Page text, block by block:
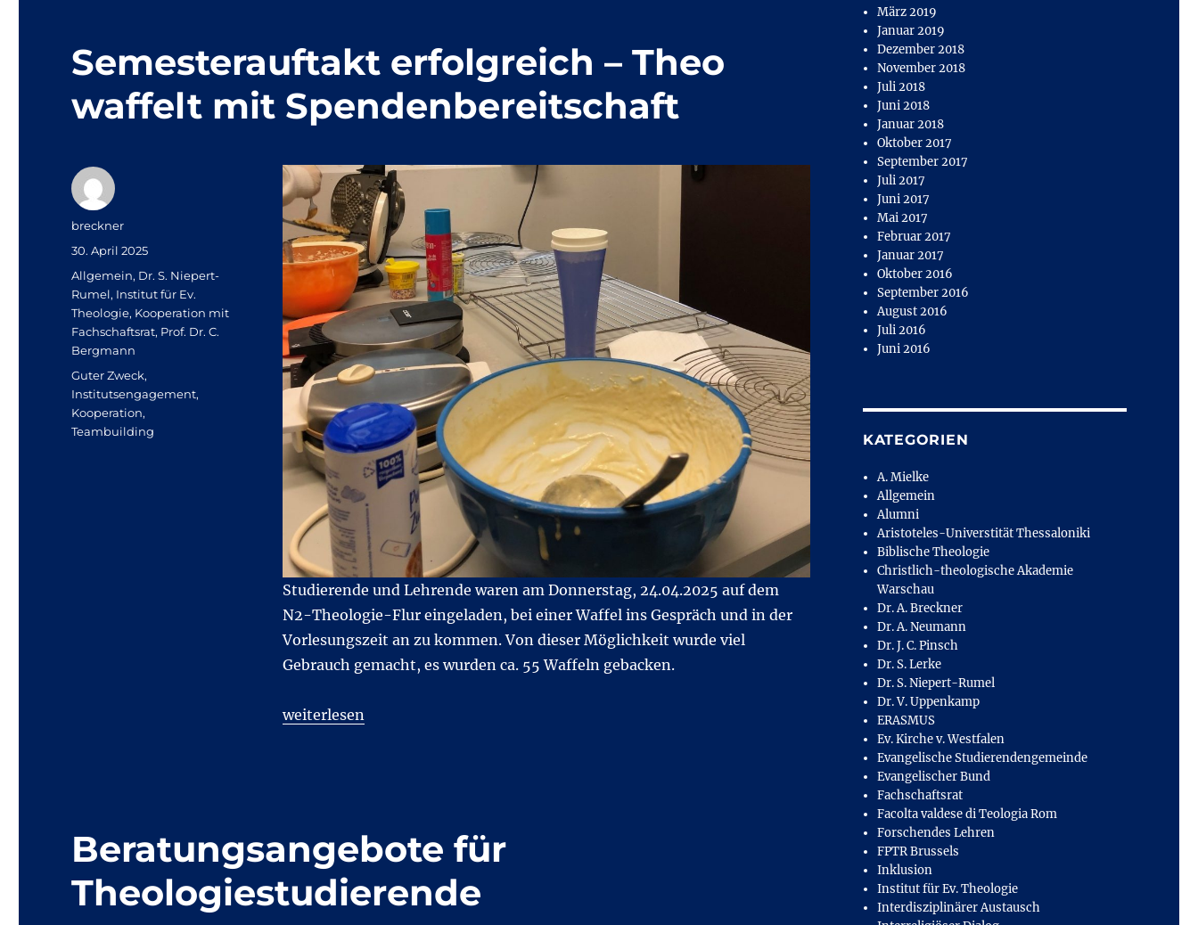
Semesterauftakt erfolgreich – Theo
waffelt mit Spendenbereitschaft
Studierende und Lehrende waren am Donnerstag, 24.04.2025 auf dem
N2-Theologie-Flur eingeladen, bei einer Waffel ins Gespräch und in der
Vorlesungszeit an zu kommen. Von dieser Möglichkeit wurde viel
Gebrauch gemacht, es wurden ca. 55 Waffeln gebacken.
„Semesterauftakt erfolgreich – Theo waffelt mit Spendenbereitschaft“
weiterlesen
Autor
breckner
Veröffentlicht
am
30. April 2025
Kategorien
Allgemein, Dr. S. Niepert-
Rumel, Institut für Ev.
Theologie, Kooperation mit
Fachschaftsrat, Prof. Dr. C.
Bergmann
Schlagwörter
Guter Zweck,
Institutsengagement,
Kooperation,
Teambuilding
Beratungsangebote für
Theologiestudierende
März 2019
Januar 2019
Dezember 2018
November 2018
Juli 2018
Juni 2018
Januar 2018
Oktober 2017
September 2017
Juli 2017
Juni 2017
Mai 2017
Februar 2017
Januar 2017
Oktober 2016
September 2016
August 2016
Juli 2016
Juni 2016
KATEGORIEN
A. Mielke
Allgemein
Alumni
Aristoteles-Universtität Thessaloniki
Biblische Theologie
Christlich-theologische Akademie
Warschau
Dr. A. Breckner
Dr. A. Neumann
Dr. J. C. Pinsch
Dr. S. Lerke
Dr. S. Niepert-Rumel
Dr. V. Uppenkamp
ERASMUS
Ev. Kirche v. Westfalen
Evangelische Studierendengemeinde
Evangelischer Bund
Fachschaftsrat
Facolta valdese di Teologia Rom
Forschendes Lehren
FPTR Brussels
Inklusion
Institut für Ev. Theologie
Interdisziplinärer Austausch